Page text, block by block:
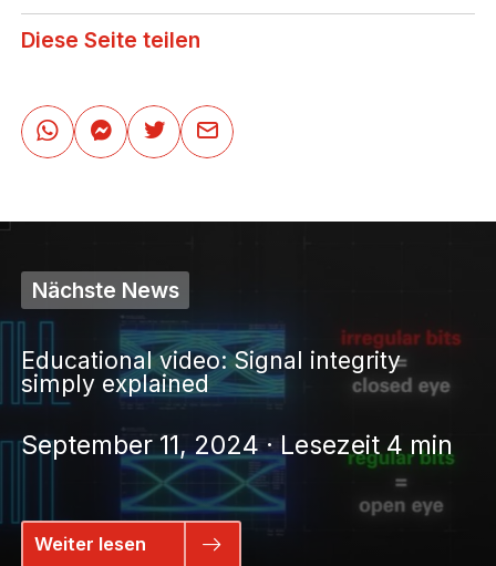
Diese Seite teilen
Nächste News
Educational video: Signal integrity
simply explained
September 11, 2024 · Lesezeit 4 min
Weiter lesen